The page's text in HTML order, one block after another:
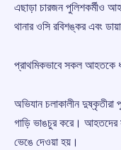
এছাড়া চারজন পুলিশকর্মীও
থানার ওসি রবিশঙ্কর এবং
প্রাথমিকভাবে সকল আহতকে
অভিযান চলাকালীন দুষ্কৃতীরা
গাড়ি ভাঙচুর করে। আহতদের
ভেঙে দেওয়া হয়।